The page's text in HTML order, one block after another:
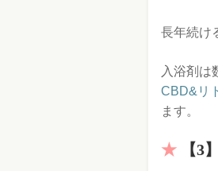
長年続け
入浴剤は
CBD&リ
ます。
【3